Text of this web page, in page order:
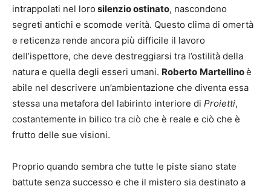
intrappolati nel loro silenzio ostinato, nascondono
segreti antichi e scomode verità. Questo clima di omertà
e reticenza rende ancora più difficile il lavoro
dell’ispettore, che deve destreggiarsi tra l’ostilità della
natura e quella degli esseri umani. Roberto Martellinoè
abile nel descrivere un’ambientazione che diventa essa
stessa una metafora del labirinto interiore di Proietti,
costantemente in bilico tra ciò che è reale e ciò che è
frutto delle sue visioni.
Proprio quando sembra che tutte le piste siano state
battute senza successo e che il mistero sia destinato a